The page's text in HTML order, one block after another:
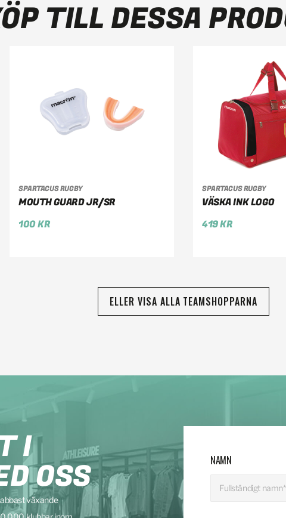
TILL DESSA
SPARTACUS RUGBY
MOUTH GUARD JR/SR
100KR
LÄGG TILL I VARUKORG SPARTACUS RUGBY
VÄSKA INK LOGO
419KR
LÄGG TILL I
ELLER VISA ALLA TEAMSHOPPARNA
I
OSS
växande
NAMN